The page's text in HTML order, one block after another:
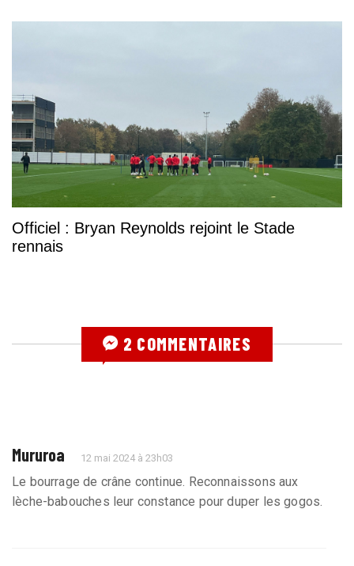
Officiel : Bryan Reynolds rejoint le Stade
rennais
2 COMMENTAIRES
Mururoa 12 mai 2024 à 23h03
Le bourrage de crâne continue. Reconnaissons aux
lèche-babouches leur constance pour duper les gogos.